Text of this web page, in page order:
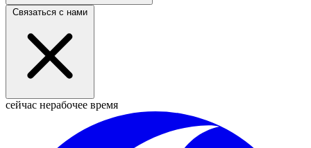
Связаться с нами
сейчас нерабочее время